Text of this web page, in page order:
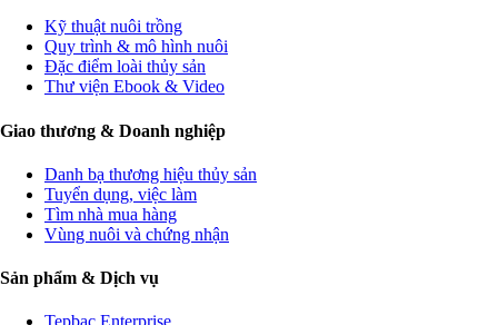
Kỹ thuật nuôi trồng
Quy trình & mô hình nuôi
Đặc điểm loài thủy sản
Thư viện Ebook & Video
Giao thương & Doanh nghiệp
Danh bạ thương hiệu thủy sản
Tuyển dụng, việc làm
Tìm nhà mua hàng
Vùng nuôi và chứng nhận
Sản phẩm & Dịch vụ